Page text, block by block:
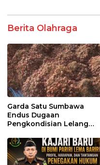
Berita Olahraga
Garda Satu Sumbawa
Endus Dugaan
Pengkondisian Lelang
Benih Bawang Merah
senilai Rp 7,5 Miliar